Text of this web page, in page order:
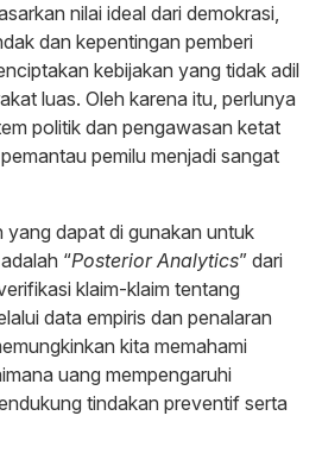
nilai ideal dari demokrasi,
dan kepentingan pemberi
kebijakan yang tidak adil
luas. Oleh karena itu, perlunya
politik dan pengawasan ketat
pemilu menjadi sangat
yang dapat di gunakan untuk
“Posterior Analytics” dari
klaim-klaim tentang
data empiris dan penalaran
kita memahami
uang mempengaruhi
tindakan preventif serta